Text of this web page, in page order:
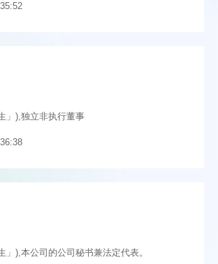
」),独立非执行董事
」),本公司的公司秘书兼法定代表。